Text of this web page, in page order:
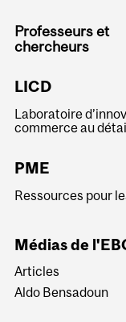
Professeurs et
chercheurs
LICD
Laboratoire
commerce au
PME
Ressources pour
Médias de
Articles
Aldo Bensadoun